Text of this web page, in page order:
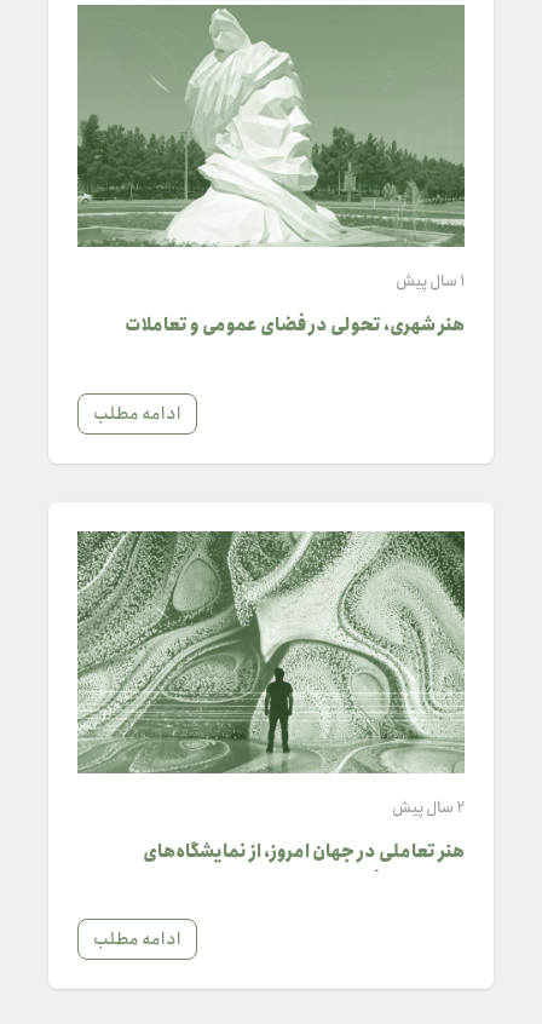
1 سال پیش
هنر شهری، تحولی در فضای عمومی و تعاملات
ادامه مطلب
2 سال پیش
هنر تعاملی در جهان امروز، از نمایشگاه‌های
ادامه مطلب